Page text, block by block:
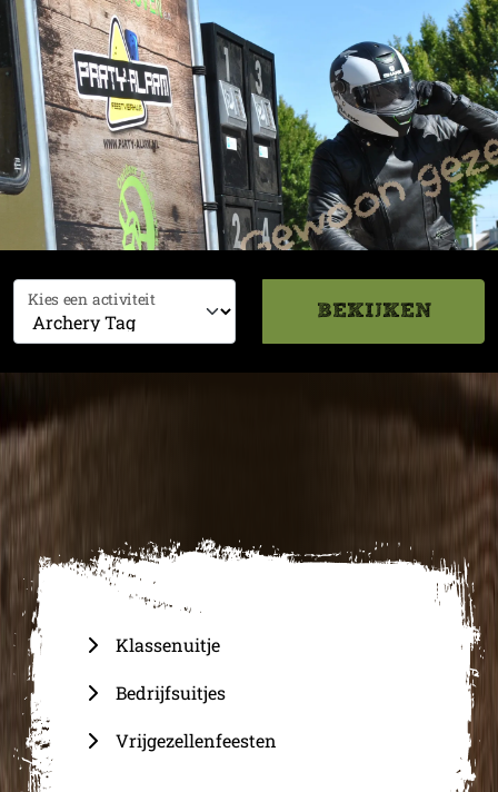
Kies een activiteit
BEKIJKEN
Klassenuitje
Bedrijfsuitjes
Vrijgezellenfeesten